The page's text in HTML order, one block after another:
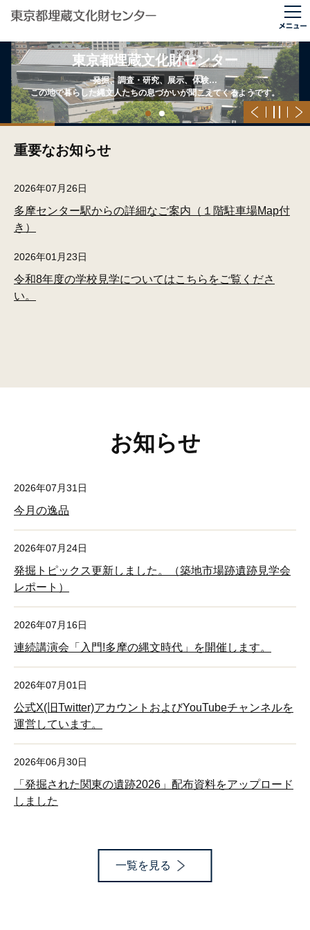
東京都埋蔵文化財センター
発掘、調査・研究、展示、体験…
この地で暮らした縄文人たちの息づかいが聞こえてくるようです。
重要なお知らせ
2026年07月26日
多摩センター駅からの詳細なご案内（１階駐車場Map付
き）
2026年01月23日
令和8年度の学校見学についてはこちらをご覧くださ
い。
お知らせ
一覧を見る
2026年07月31日
今月の逸品
2026年07月24日
発掘トピックス更新しました。（築地市場跡遺跡見学会
レポート）
2026年07月16日
連続講演会「入門!多摩の縄文時代」を開催します。
2026年07月01日
公式X(旧Twitter)アカウントおよびYouTubeチャンネルを
運営しています。
2026年06月30日
「発掘された関東の遺跡2026」配布資料をアップロード
しました